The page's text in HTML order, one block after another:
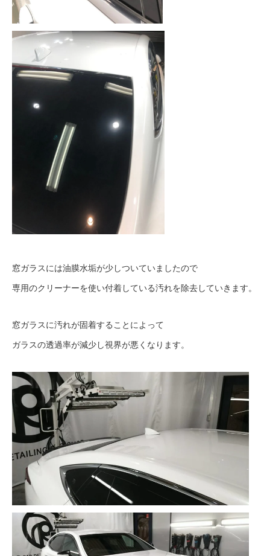
窓ガラスには油膜水垢が少しついていましたので
専用のクリーナーを使い付着している汚れを除去していきます。
窓ガラスに汚れが固着することによって
ガラスの透過率が減少し視界が悪くなります。